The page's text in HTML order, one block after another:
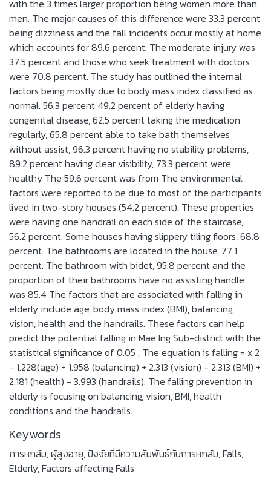
with the 3 times larger proportion being women more than
men. The major causes of this difference were 33.3 percent
being dizziness and the fall incidents occur mostly at home
which accounts for 89.6 percent. The moderate injury was
37.5 percent and those who seek treatment with doctors
were 70.8 percent. The study has outlined the internal
factors being mostly due to body mass index classified as
normal. 56.3 percent 49.2 percent of elderly having
congenital disease, 62.5 percent taking the medication
regularly, 65.8 percent able to take bath themselves
without assist, 96.3 percent having no stability problems,
89.2 percent having clear visibility, 73.3 percent were
healthy The 59.6 percent was from The environmental
factors were reported to be due to most of the participants
lived in two-story houses (54.2 percent). These properties
were having one handrail on each side of the staircase,
56.2 percent. Some houses having slippery tiling floors, 68.8
percent. The bathrooms are located in the house, 77.1
percent. The bathroom with bidet, 95.8 percent and the
proportion of their bathrooms have no assisting handle
was 85.4 The factors that are associated with falling in
elderly include age, body mass index (BMI), balancing,
vision, health and the handrails. These factors can help
predict the potential falling in Mae Ing Sub-district with the
statistical significance of 0.05 . The equation is falling = x 2
- 1.228(age) + 1.958 (balancing) + 2.313 (vision) - 2.313 (BMI) +
2.181 (health) - 3.993 (handrails). The falling prevention in
elderly is focusing on balancing, vision, BMI, health
conditions and the handrails.
Keywords
การหกล้ม,ผู้สูงอายุ,ปัจจัยที่มีความสัมพันธ์กับการหกล้ม,Falls,
Elderly,Factors affecting Falls